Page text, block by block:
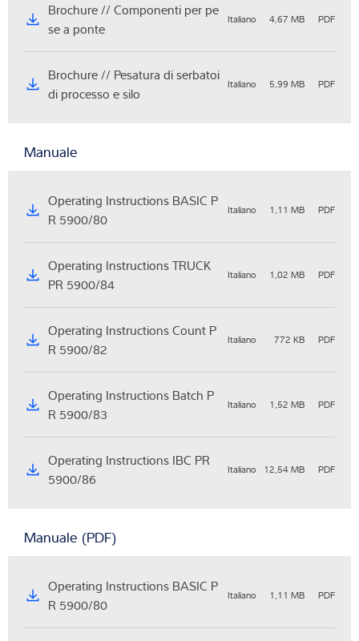
Brochure // Componenti per pe
se a ponte
Italiano 4,67 MB PDF
Brochure // Pesatura di serbatoi
di processo e silo
Italiano 5,99 MB PDF
Manuale
Operating Instructions BASIC P
R 5900/80
Italiano 1,11 MB PDF
Operating Instructions TRUCK
PR 5900/84
Italiano 1,02 MB PDF
Operating Instructions Count P
R 5900/82
Italiano 772 KB PDF
Operating Instructions Batch P
R 5900/83
Italiano 1,52 MB PDF
Operating Instructions IBC PR
5900/86
Italiano 12,54 MB PDF
Manuale (PDF)
Operating Instructions BASIC P
R 5900/80
Italiano 1,11 MB PDF